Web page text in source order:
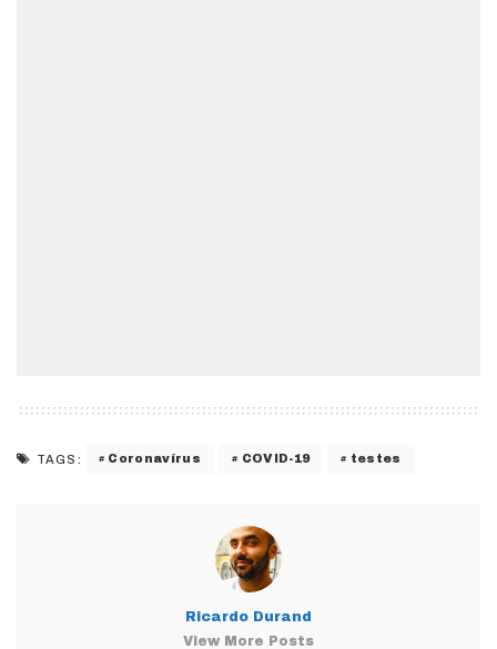
TAGS: Coronavírus COVID-19 testes
Ricardo Durand
View More Posts